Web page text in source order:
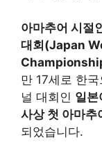
아마추어 시절
대회(Japan
만 17세로 한
널 대회인 일
사상 첫 아마추
되었습니다.